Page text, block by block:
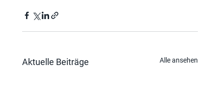
Aktuelle Beiträge Alle ansehen